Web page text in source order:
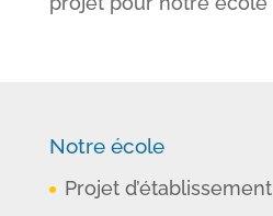
Notre école
Projet d’établissement